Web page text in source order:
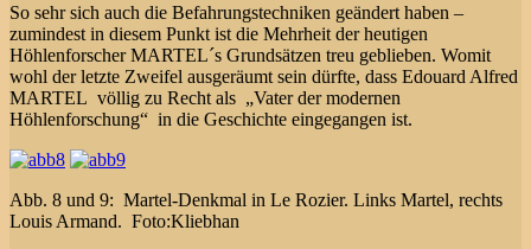
So sehr sich auch die Befahrungstechniken geändert haben –
zumindest in diesem Punkt ist die Mehrheit der heutigen
Höhlenforscher MARTEL´s Grundsätzen treu geblieben. Womit
wohl der letzte Zweifel ausgeräumt sein dürfte, dass Edouard Alfred
MARTEL völlig zu Recht als „Vater der modernen
Höhlenforschung“ in die Geschichte eingegangen ist.
Abb. 8 und 9: Martel-Denkmal in Le Rozier. Links Martel, rechts
Louis Armand. Foto:Kliebhan